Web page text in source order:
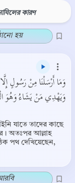
কারণ
হয়
وَمَا أَرْسَلْنَا مِنْ رَسُولٍ
وَيَهْدِي مَنْ يَشَاءُ وَهُوَ
যাতে তাদের কাছে
অতঃপর আল্লাহ
পথ দেখিয়েছেন,